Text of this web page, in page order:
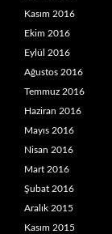
Kasım 2016
Ekim 2016
Eylül 2016
Ağustos 2016
Temmuz 2016
Haziran 2016
Mayıs 2016
Nisan 2016
Mart 2016
Şubat 2016
Aralık 2015
Kasım 2015